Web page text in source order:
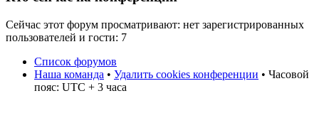
Сейчас этот форум просматривают: нет зарегистрированных
пользователей и гости: 7
Список форумов
Наша команда • Удалить cookies конференции • Часовой
пояс: UTC + 3 часа